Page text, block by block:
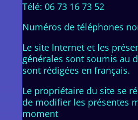
Télé: 06 73 16 73 52
Numéros de téléphones
Le site Internet et les
générales sont soumis au
sont rédigées en français.
Le propriétaire du site se
de modifier les présentes
moment